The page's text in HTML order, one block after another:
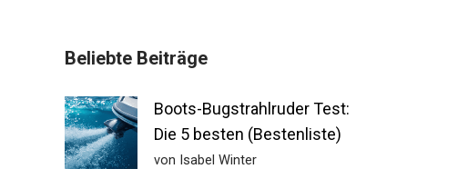
Beliebte Beiträge
Boots-Bugstrahlruder Test:
Die 5 besten (Bestenliste)
von Isabel Winter